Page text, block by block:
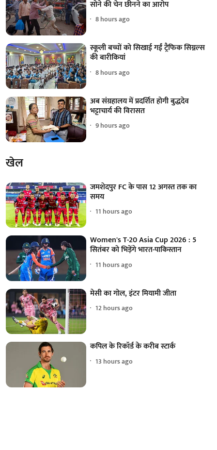
सोने की चेन छीनने का आरोप
8 hours ago
स्कूली बच्चों को सिखाई गईं ट्रैफिक सिग्नल्स
की बारीकियां
8 hours ago
अब संग्रहालय में प्रदर्शित होगी बुद्धदेव
भट्टाचार्य की विरासत
9 hours ago
खेल
जमशेदपुर FC के पास 12 अगस्त तक का
समय
11 hours ago
Women's T-20 Asia Cup 2026 : 5
सितंबर को भिड़ेंगे भारत-पाकिस्तान
11 hours ago
मेसी का गोल, इंटर मियामी जीता
12 hours ago
कपिल के रिकॉर्ड के करीब स्टार्क
13 hours ago